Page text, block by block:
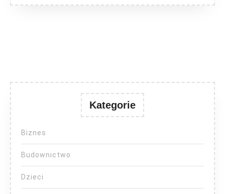
Kategorie
Biznes
Budownictwo
Dzieci